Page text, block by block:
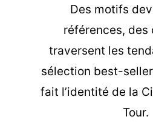
Des motifs
références, des
traversent les
sélection best-
fait l’identité de la
Tour.